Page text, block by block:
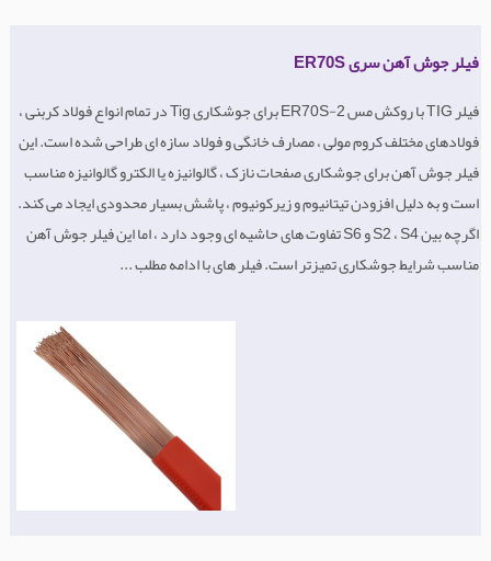
فیلر جوش آهن سری ER70S
فیلر TIG با روکش مس ER70S-2 برای جوشکاری Tig در تمام انواع فولاد کربنی ،
فولادهای مختلف کروم مولی ، مصارف خانگی و فولاد سازه ای طراحی شده است. این
فیلر جوش آهن برای جوشکاری صفحات نازک ، گالوانیزه یا الکترو گالوانیزه مناسب
است و به دلیل افزودن تیتانیوم و زیرکونیوم ، پاشش بسیار محدودی ایجاد می کند.
اگرچه بین S2 ، S4 و S6 تفاوت های حاشیه ای وجود دارد ، اما این فیلر جوش آهن
مناسب شرایط جوشکاری تمیزتر است. فیلر های با ادامه مطلب ...